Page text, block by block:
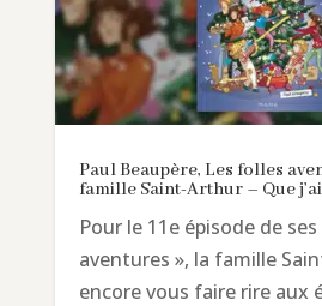
Paul Beaupère, Les folles
famille Saint-Arthur – Que
Pour le 11e épisode de
aventures », la famille
encore vous faire rire aux